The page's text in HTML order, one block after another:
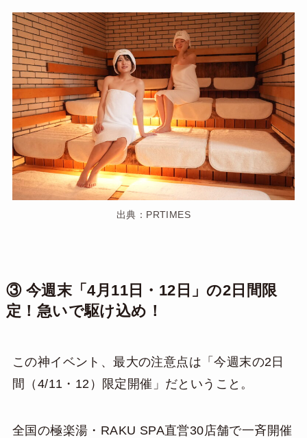
出典：PRTIMES
③ 今週末「4月11日・12日」の2日間限
定！急いで駆け込め！
この神イベント、最大の注意点は「今週末の2日
間（4/11・12）限定開催」だということ。
全国の極楽湯・RAKU SPA直営30店舗で一斉開催